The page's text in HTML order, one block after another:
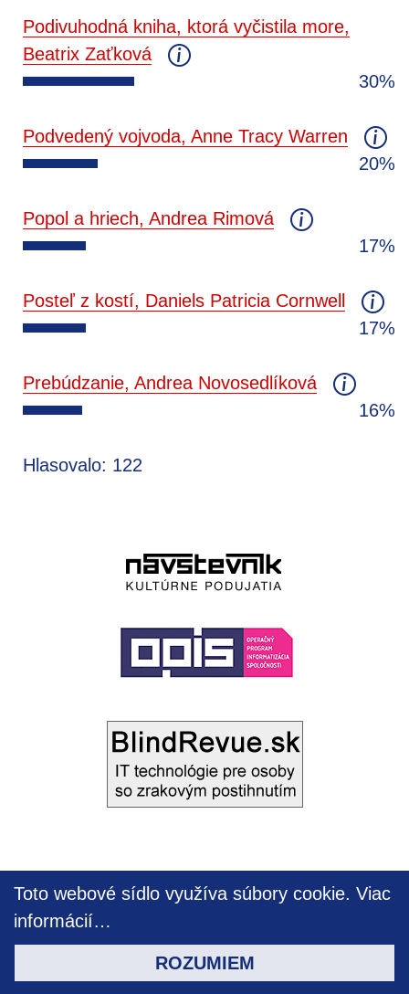
Toto webové sídlo využíva súbory cookie. Viac
informácií…
ROZUMIEM
Podivuhodná kniha, ktorá vyčistila more,
Beatrix Zaťková
30%
Podvedený vojvoda, Anne Tracy Warren
20%
Popol a hriech, Andrea Rimová
17%
Posteľ z kostí, Daniels Patricia Cornwell
17%
Prebúdzanie, Andrea Novosedlíková
16%
Hlasovalo: 122